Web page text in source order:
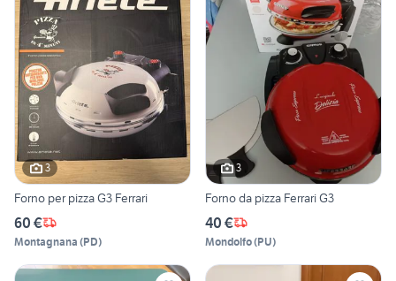
3
Forno per pizza G3 Ferrari
60 €
Montagnana (PD)
3
Forno da pizza Ferrari G3
40 €
Mondolfo(PU)